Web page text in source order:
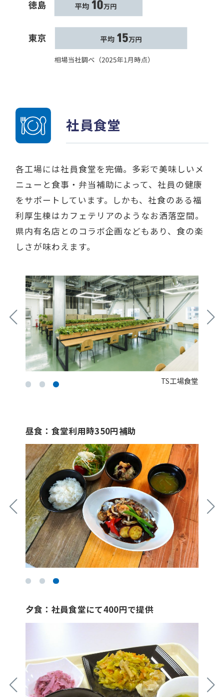
社員食堂
各工場には社員食堂を完備。多彩で美味しいメ
ニューと食事・弁当補助によって、社員の健康
をサポートしています。しかも、社食のある福
利厚生棟はカフェテリアのようなお洒落空間。
県内有名店とのコラボ企画などもあり、食の楽
しさが味わえます。
TS工場食堂
昼食：食堂利用時350円補助
夕食：社員食堂にて400円で提供